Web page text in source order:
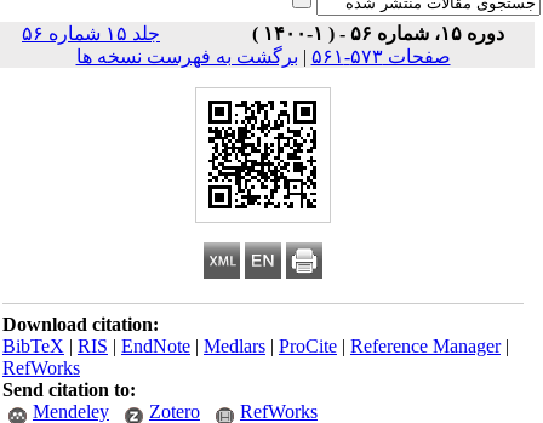
دوره ۱۵، شماره ۵۶ - ( ۱-۱۴۰۰ )
جلد ۱۵ شماره ۵۶
صفحات ۵۷۳-۵۶۱
|برگشت به فهرست نسخه ها
Download citation:
BibTeX|RIS|EndNote|Medlars|ProCite|Reference Manager
RefWorks
Send citation to:
Mendeley
Zotero RefWorks